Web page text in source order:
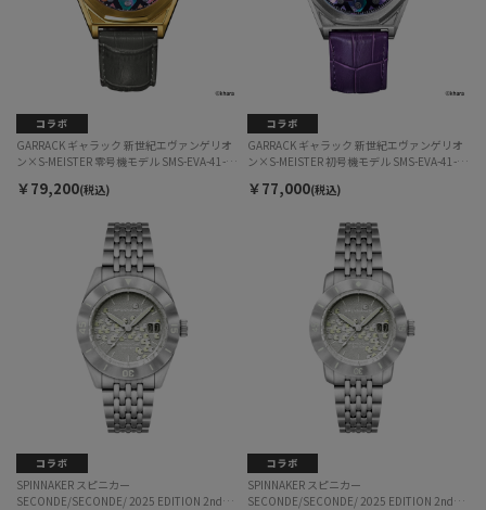
GARRACK ギャラック 新世紀エヴァンゲリオ
ン×S-MEISTER 零号機モデル SMS-EVA-41-0
￥79,200(税込)
GARRACK ギャラック 新世紀エヴァンゲリオ
ン×S-MEISTER 初号機モデル SMS-EVA-41-1
￥77,000(税込)
SPINNAKER スピニカー
SECONDE/SECONDE/ 2025 EDITION 2nd
SPINNAKER スピニカー
SECONDE/SECONDE/ 2025 EDITION 2nd